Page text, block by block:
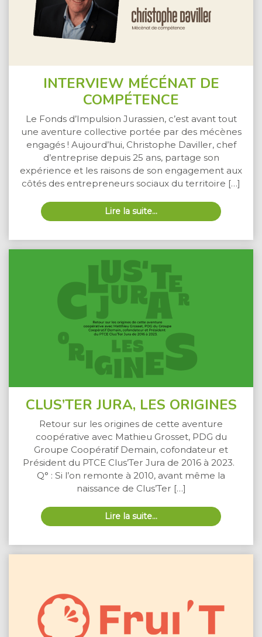
INTERVIEW MÉCÉNAT DE
COMPÉTENCE
Le Fonds d’Impulsion Jurassien, c’est avant tout
une aventure collective portée par des mécènes
engagés ! Aujourd’hui, Christophe Daviller, chef
d’entreprise depuis 25 ans, partage son
expérience et les raisons de son engagement aux
côtés des entrepreneurs sociaux du territoire […]
Lire la suite…
CLUS’TER JURA, LES ORIGINES
Retour sur les origines de cette aventure
coopérative avec Mathieu Grosset, PDG du
Groupe Coopératif Demain, cofondateur et
Président du PTCE Clus’Ter Jura de 2016 à 2023.
Q° : Si l’on remonte à 2010, avant même la
naissance de Clus’Ter […]
Lire la suite…